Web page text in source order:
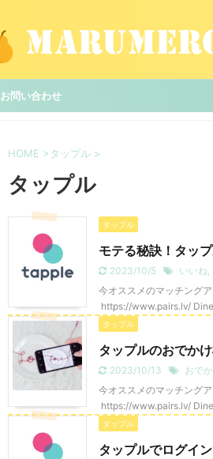
お問い合わせ
HOME > タップル >
タップル
タップル
モテる秘訣！タッ
2023/10/5 いいね,
今オススメのマッチン
https://www.pairs.lv/
タップル
タップルのおでか
2023/10/13 おで
今オススメのマッチン
https://www.pairs.lv/
タップル
タップルでログイ